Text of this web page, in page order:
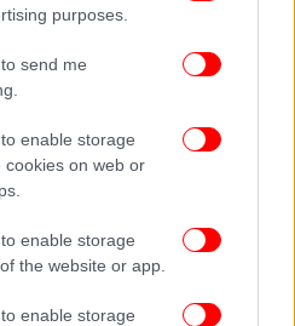
purposes.
send me
enable storage
cookies on web or
enable storage
the website or app.
enable storage
που με εκβίασε
λαιμό», για να μην